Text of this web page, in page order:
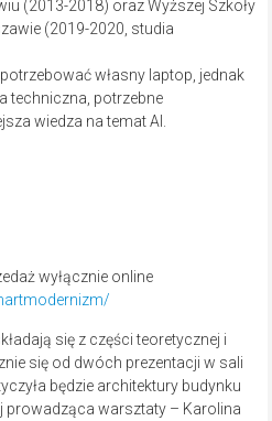
(2013-2018) oraz Wyższej Szkoły
(2019-2020, studia
własny laptop, jednak
techniczna, potrzebne
wiedza na temat AI.
wyłącznie online
się z części teoretycznej i
się od dwóch prezentacji w sali
będzie architektury budynku
prowadząca warsztaty – Karolina